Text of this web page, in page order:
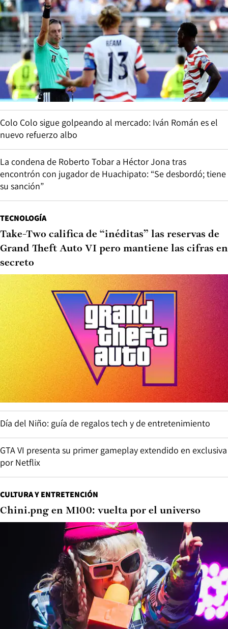
Colo Colo sigue golpeando al mercado: Iván Román es el
nuevo refuerzo albo
La condena de Roberto Tobar a Héctor Jona tras
encontrón con jugador de Huachipato: “Se desbordó; tiene
su sanción”
TECNOLOGÍA
Take-Two califica de “inéditas” las reservas de
Grand Theft Auto VI pero mantiene las cifras en
secreto
Día del Niño: guía de regalos tech y de entretenimiento
GTA VI presenta su primer gameplay extendido en exclusiva
por Netflix
CULTURA Y ENTRETENCIÓN
Chini.png en M100: vuelta por el universo